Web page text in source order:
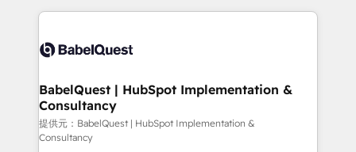
scalable retainers. Let’s make HubSpot your most
powerful growth engine. Built to convert, scale, and
and team training • CRM migration: Salesforce,
Custom API integrations & ERP systems inc. SAP and
super skilled members) • 150+ Clients for Sales Hub,
Marketing Hub, Service Hub, Data Hub and Website
(CMS) • ISO/IEC 27001:2022, ISO 9001:2015 and
now... ISO 42001: 2023 certified • Exclusive AI
BabelQuest | HubSpot Implementation &
Consultancy
提供元：BabelQuest | HubSpot Implementation &
Consultancy